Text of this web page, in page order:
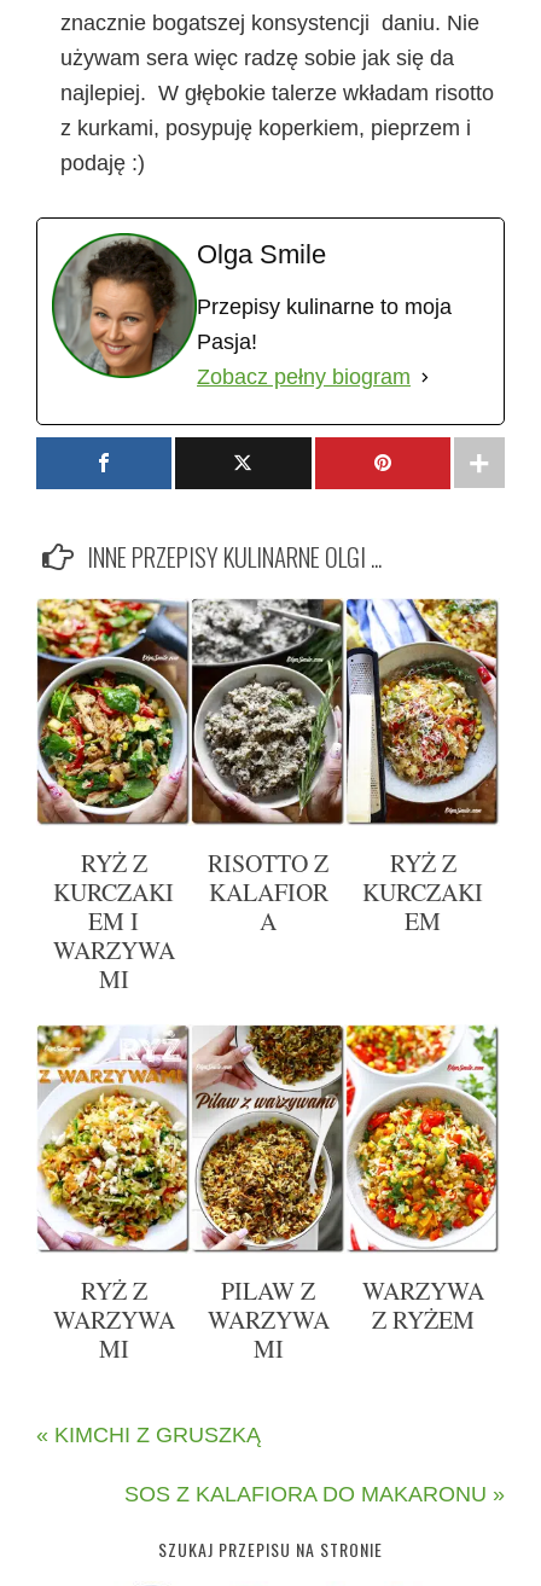
znacznie bogatszej konsystencji daniu. Nie
używam sera więc radzę sobie jak się da
najlepiej. W głębokie talerze wkładam risotto
z kurkami, posypuję koperkiem, pieprzem i
podaję :)
Olga Smile
Przepisy kulinarne to moja
Pasja!
Zobacz pełny biogram
INNE PRZEPISY KULINARNE OLGI ...
RYŻ Z
KURCZAKI
EM I
WARZYWA
MI
RISOTTO Z
KALAFIOR
A
RYŻ Z
KURCZAKI
EM
RYŻ Z
WARZYWA
MI
PILAW Z
WARZYWA
MI
WARZYWA
Z RYŻEM
« KIMCHI Z GRUSZKĄ
SOS Z KALAFIORA DO MAKARONU »
SZUKAJ PRZEPISU NA STRONIE